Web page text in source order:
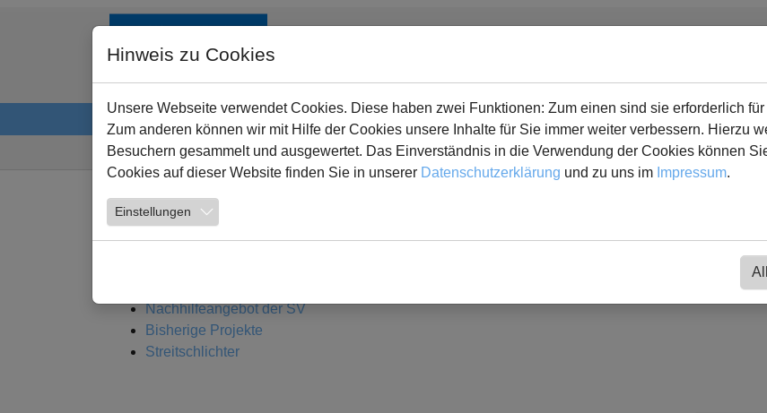
Zum Hauptinhalt springen
Sie sind hier: Fridtjof Nansen
Schülervertretung (SV)
Nachhilfeangebot der SV
Bisherige Projekte
Streitschlichter
Hinweis zu Cookies
Unsere Webseite verwendet Cookies. Diese haben zwei Funktionen: Zum einen sind sie erforderlich
Zum anderen können wir mit Hilfe der Cookies unsere Inhalte für Sie immer weiter verbessern. Hierzu
Besuchern gesammelt und ausgewertet. Das Einverständnis in die Verwendung der Cookies können
Cookies auf dieser Website finden Sie in unserer Datenschutzerklärung und zu uns im Impressum.
Einstellungen